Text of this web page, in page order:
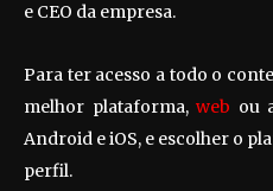
e CEO da empresa.
Para ter acesso a todo o
melhor plataforma,web ou
Android e iOS, e escolher o
perfil.